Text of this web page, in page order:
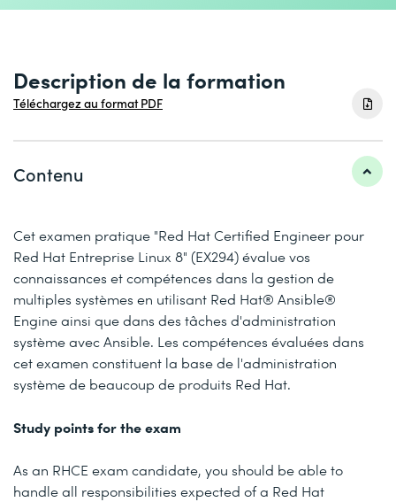
Description de la formation
Téléchargez au format PDF
Contenu
Cet examen pratique "Red Hat Certified Engineer pour
Red Hat Entreprise Linux 8" (EX294) évalue vos
connaissances et compétences dans la gestion de
multiples systèmes en utilisant Red Hat® Ansible®
Engine ainsi que dans des tâches d'administration
système avec Ansible. Les compétences évaluées dans
cet examen constituent la base de l'administration
système de beaucoup de produits Red Hat.
Study points for the exam
As an RHCE exam candidate, you should be able to
handle all responsibilities expected of a Red Hat